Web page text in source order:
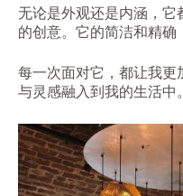
无论是外观还是内涵，它
的创意。它的简洁和精确
每一次面对它，都让我更
与灵感融入到我的生活中。